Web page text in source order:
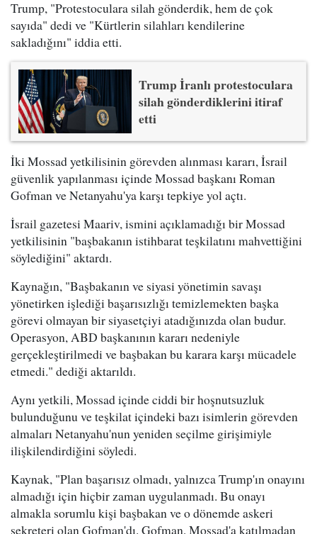
Trump, "Protestoculara silah gönderdik, hem de çok
sayıda" dedi ve "Kürtlerin silahları kendilerine
sakladığını" iddia etti.
Trump İranlı protestoculara
silah gönderdiklerini itiraf
etti
İki Mossad yetkilisinin görevden alınması kararı, İsrail
güvenlik yapılanması içinde Mossad başkanı Roman
Gofman ve Netanyahu'ya karşı tepkiye yol açtı.
İsrail gazetesi Maariv, ismini açıklamadığı bir Mossad
yetkilisinin "başbakanın istihbarat teşkilatını mahvettiğini
söylediğini" aktardı.
Kaynağın, "Başbakanın ve siyasi yönetimin savaşı
yönetirken işlediği başarısızlığı temizlemekten başka
görevi olmayan bir siyasetçiyi atadığınızda olan budur.
Operasyon, ABD başkanının kararı nedeniyle
gerçekleştirilmedi ve başbakan bu karara karşı mücadele
etmedi." dediği aktarıldı.
Aynı yetkili, Mossad içinde ciddi bir hoşnutsuzluk
bulunduğunu ve teşkilat içindeki bazı isimlerin görevden
almaları Netanyahu'nun yeniden seçilme girişimiyle
ilişkilendirdiğini söyledi.
Kaynak, "Plan başarısız olmadı, yalnızca Trump'ın onayını
almadığı için hiçbir zaman uygulanmadı. Bu onayı
almakla sorumlu kişi başbakan ve o dönemde askeri
sekreteri olan Gofman'dı. Gofman, Mossad'a katılmadan